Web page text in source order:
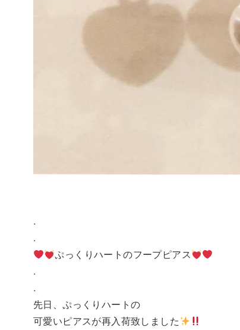
.
.
ぷっくりハートのフープピアス
.
.
先日、ぷっくりハートの
可愛いピアスが再入荷致しました